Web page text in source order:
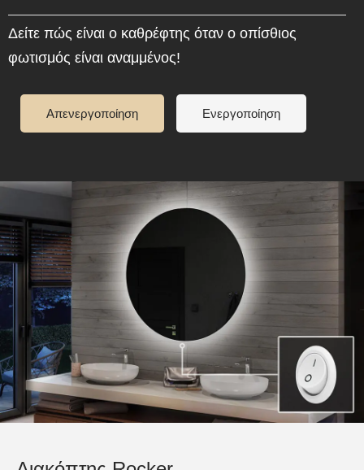
Δείτε πώς είναι ο καθρέφτης όταν ο οπίσθιος
φωτισμός είναι αναμμένος!
Απενεργοποίηση Ενεργοποίηση